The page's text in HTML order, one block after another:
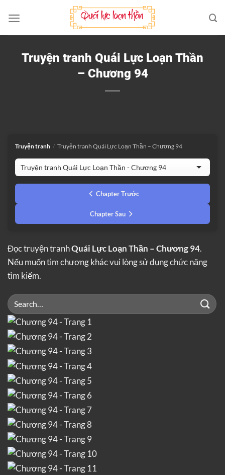
qua
nội
Truyện tranh Quái Lực Loạn Thần
– Chương 94
Truyện tranh / Truyện tranh Quái Lực Loạn Thần – Chương 94
Chapter Trước
Chapter Sau
Đọc truyện tranhQuái Lực Loạn Thần – Chương 94.
Nếu muốn tìm chương khác vui lòng sử dụng chức năng
tìm kiếm.